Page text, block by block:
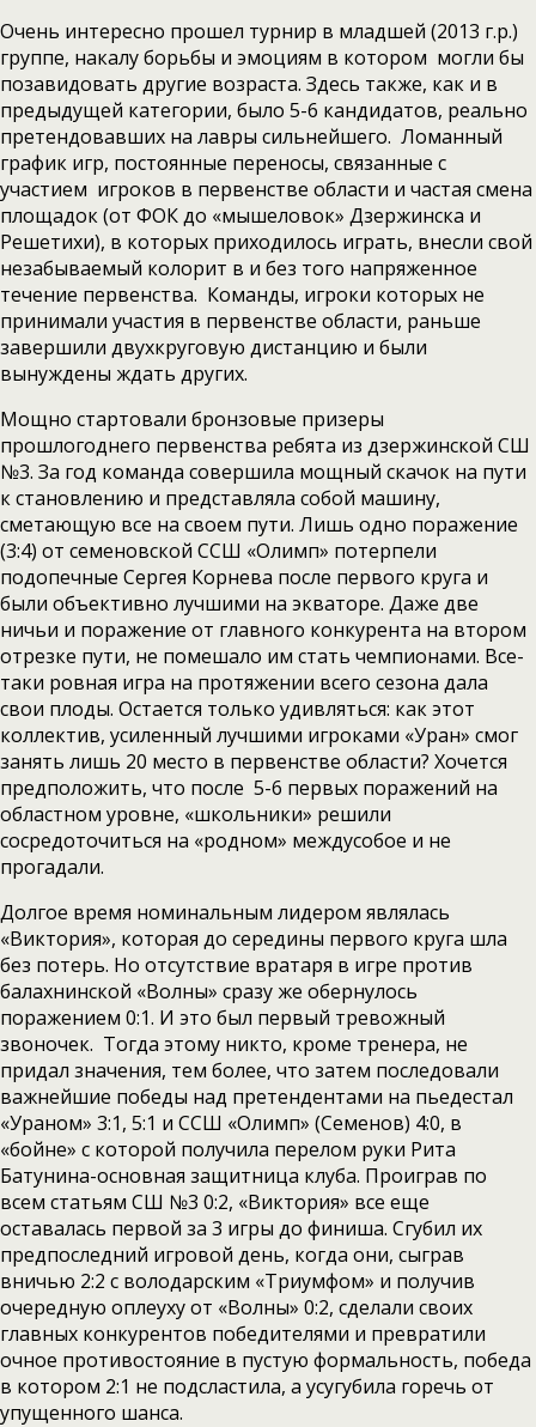
Очень интересно прошел турнир в младшей (2013 г.р.)
группе, накалу борьбы и эмоциям в котором могли бы
позавидовать другие возраста. Здесь также, как и в
предыдущей категории, было 5-6 кандидатов, реально
претендовавших на лавры сильнейшего. Ломанный
график игр, постоянные переносы, связанные с
участием игроков в первенстве области и частая смена
площадок (от ФОК до «мышеловок» Дзержинска и
Решетихи), в которых приходилось играть, внесли свой
незабываемый колорит в и без того напряженное
течение первенства. Команды, игроки которых не
принимали участия в первенстве области, раньше
завершили двухкруговую дистанцию и были
вынуждены ждать других.
Мощно стартовали бронзовые призеры
прошлогоднего первенства ребята из дзержинской СШ
№3. За год команда совершила мощный скачок на пути
к становлению и представляла собой машину,
сметающую все на своем пути. Лишь одно поражение
(3:4) от семеновской ССШ «Олимп» потерпели
подопечные Сергея Корнева после первого круга и
были объективно лучшими на экваторе. Даже две
ничьи и поражение от главного конкурента на втором
отрезке пути, не помешало им стать чемпионами. Все-
таки ровная игра на протяжении всего сезона дала
свои плоды. Остается только удивляться: как этот
коллектив, усиленный лучшими игроками «Уран» смог
занять лишь 20 место в первенстве области? Хочется
предположить, что после 5-6 первых поражений на
областном уровне, «школьники» решили
сосредоточиться на «родном» междусобое и не
прогадали.
Долгое время номинальным лидером являлась
«Виктория», которая до середины первого круга шла
без потерь. Но отсутствие вратаря в игре против
балахнинской «Волны» сразу же обернулось
поражением 0:1. И это был первый тревожный
звоночек. Тогда этому никто, кроме тренера, не
придал значения, тем более, что затем последовали
важнейшие победы над претендентами на пьедестал
«Ураном» 3:1, 5:1 и ССШ «Олимп» (Семенов) 4:0, в
«бойне» с которой получила перелом руки Рита
Батунина-основная защитница клуба. Проиграв по
всем статьям СШ №3 0:2, «Виктория» все еще
оставалась первой за 3 игры до финиша. Сгубил их
предпоследний игровой день, когда они, сыграв
вничью 2:2 с володарским «Триумфом» и получив
очередную оплеуху от «Волны» 0:2, сделали своих
главных конкурентов победителями и превратили
очное противостояние в пустую формальность, победа
в котором 2:1 не подсластила, а усугубила горечь от
упущенного шанса.